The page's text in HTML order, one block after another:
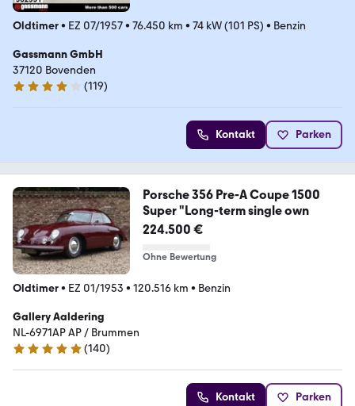
Oldtimer• EZ 07/1957• 76.450 km • 74 kW (101 PS) • Benzin
Gassmann GmbH
37120 Bovenden
3.9 Sterne
(119)
Kontakt Parken
Porsche 356 Pre-A Coupe 1500
Super "Long-term single own
224.500 €
Ohne Bewertung
Oldtimer• EZ 01/1953 • 120.516 km • Benzin
Gallery Aaldering
NL-6971AP AP / Brummen
4.8 Sterne
(140)
Kontakt Parken